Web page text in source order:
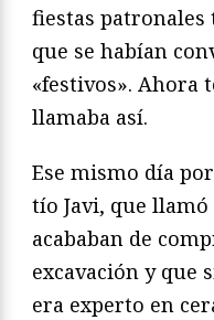
fiestas patronales
que se habían
«festivos». Ahora
llamaba así.
Ese mismo día
tío Javi, que
acababan de
excavación y que
era experto en